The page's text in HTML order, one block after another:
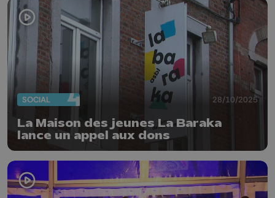
SOCIAL 28/10/2025
La Maison des jeunes La Baraka
lance un appel aux dons